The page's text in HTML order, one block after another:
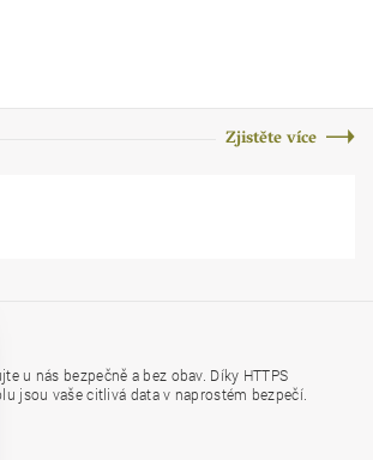
Zjistěte více
u nás bezpečně a bez obav. Díky HTTPS
jsou vaše citlivá data v naprostém bezpečí.